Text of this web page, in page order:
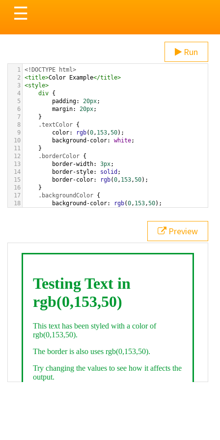
Toggle
navigation
☰
Run
1 <!DOCTYPE html>
2
<title>Color Example</title>
3 <style>
4
div {
5
padding: 20px;
6
margin: 20px;
7
}
8
.textColor {
9
color: rgb(0, 153,50);
10
background-color: white;
11
}
12
.borderColor {
13
border-width: 3px;
14
border-style: solid ;
15
border-color: rgb(0, 153,50);
16
}
17
.backgroundColor {
18
background-color: rgb(0, 153,50);
bottom ,
white, rgb(0,153,50));
div class="textColor borderColor"
< h1>Testing Text in rgb(0,153,50)
Preview